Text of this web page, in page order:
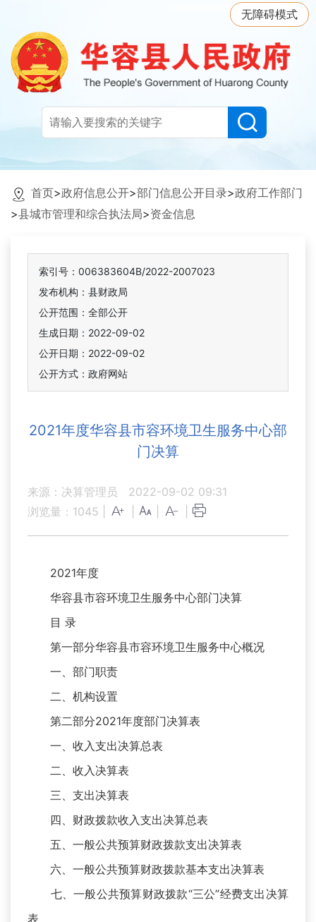
无障碍模式
首页>政府信息公开>部门信息公开目录>政府工作部门
>县城市管理和综合执法局>资金信息
索引号：006383604B/2022-2007023
发布机构：县财政局
公开范围：全部公开
生成日期：2022-09-02
公开日期：2022-09-02
公开方式：政府网站
2021年度华容县市容环境卫生服务中心部
门决算
来源：决算管理员
2022-09-02 09:31
浏览量： 1045
2021年度
华容县市容环境卫生服务中心部门决算
目 录
第一部分华容县市容环境卫生服务中心概况
一、部门职责
二、机构设置
第二部分2021年度部门决算表
一、收入支出决算总表
二、收入决算表
三、支出决算表
四、财政拨款收入支出决算总表
五、一般公共预算财政拨款支出决算表
六、一般公共预算财政拨款基本支出决算表
七、一般公共预算财政拨款“三公”经费支出决算
表